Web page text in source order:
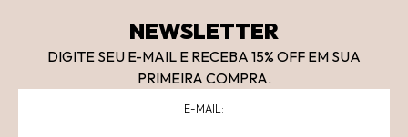
NEWSLETTER
DIGITE SEU E-MAIL E RECEBA 15% OFF EM SUA
PRIMEIRA COMPRA.